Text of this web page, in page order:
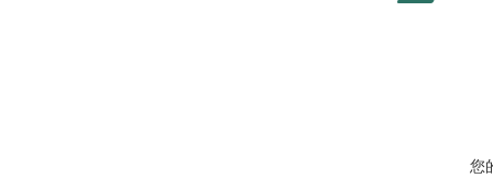
您